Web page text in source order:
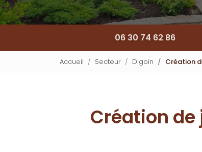
06 30 74 62 86
Accueil Secteur Digoin Création
Création